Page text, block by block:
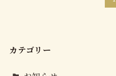
カテゴリー